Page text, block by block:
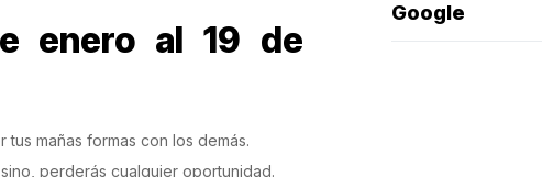
enero al 19 de
mañas formas con los demás.
perderás cualquier oportunidad.
Google